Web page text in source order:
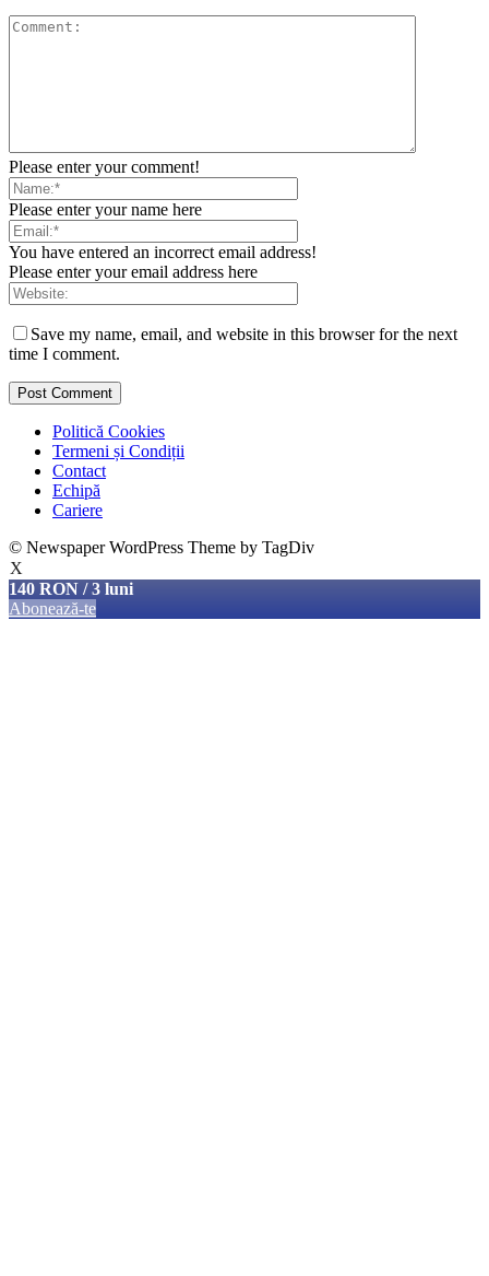
Please enter your comment!
Please enter your name here
You have entered an incorrect email address!
Please enter your email address here
Save my name, email, and website in this browser for the next
time I comment.
Politică Cookies
Termeni și Condiții
Contact
Echipă
Cariere
© Newspaper WordPress Theme by TagDiv
X
140 RON / 3 luni
Abonează-te